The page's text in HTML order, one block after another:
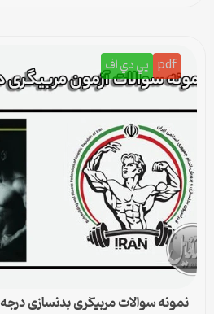
pdf پي دي اف
نمونه سوالات مربیگری بدنسازی درجه 2 + جواب